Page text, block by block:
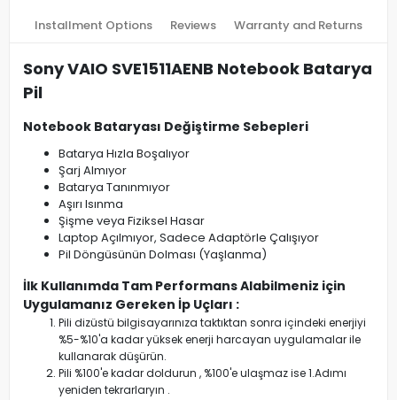
Installment Options Reviews Warranty and Returns
Sony VAIO SVE1511AENB Notebook Batarya
Pil
Notebook Bataryası Değiştirme Sebepleri
Batarya Hızla Boşalıyor
Şarj Almıyor
Batarya Tanınmıyor
Aşırı Isınma
Şişme veya Fiziksel Hasar
Laptop Açılmıyor, Sadece Adaptörle Çalışıyor
Pil Döngüsünün Dolması (Yaşlanma)
İlk Kullanımda Tam Performans Alabilmeniz için
Uygulamanız Gereken İp Uçları :
Pili dizüstü bilgisayarınıza taktıktan sonra içindeki enerjiyi
%5-%10'a kadar yüksek enerji harcayan uygulamalar ile
kullanarak düşürün.
Pili %100'e kadar doldurun , %100'e ulaşmaz ise 1.Adımı
yeniden tekrarlaryın .